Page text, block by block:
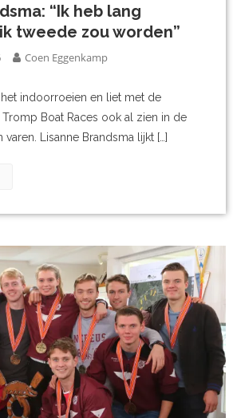
“Ik heb lang
tweede zou worden”
Coen Eggenkamp
indoorroeien en liet met de
Boat Races ook al zien in de
Lisanne Brandsma lijkt […]